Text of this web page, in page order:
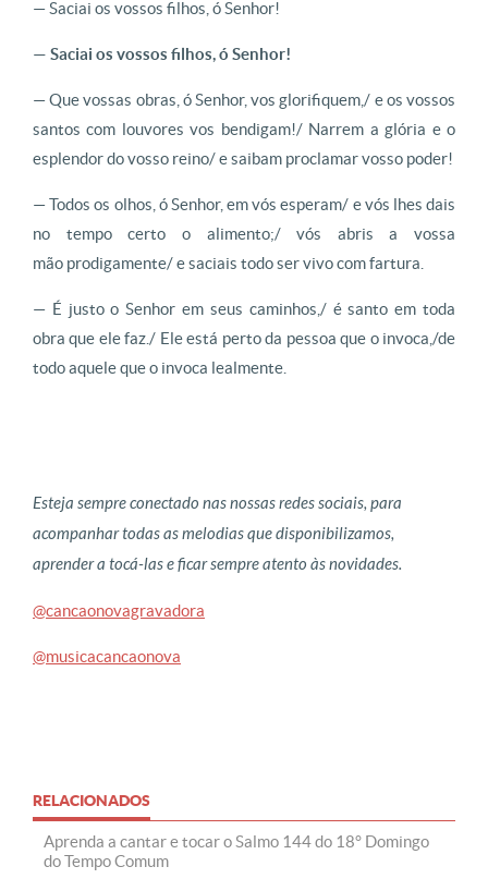
—Saciai os vossos filhos, ó Senhor!
— Saciai os vossos filhos, ó Senhor!
—Que vossas obras, ó Senhor, vos glorifiquem,/ e os vossos
santos com louvores vos bendigam!/Narrem a glória e o
esplendor do vosso reino/e saibam proclamar vosso poder!
—Todos os olhos, ó Senhor, em vós esperam/ e vós lhes dais
no tempo certo o alimento;/ vós
abris a vossa
mão prodigamente/e saciais todo ser vivo com fartura.
— É justo o Senhor em seus caminhos, /é santo em toda
obra que ele faz./ Ele está perto da pessoa que o invoca,/de
todo aquele que o invoca lealmente.
Esteja sempre conectado nas nossas redes sociais, para
acompanhar todas as melodias que disponibilizamos,
aprender a tocá-las e ficar sempre atento às novidades.
@cancaonovagravadora
@musicacancaonova
RELACIONADOS
Aprenda a cantar e tocar o Salmo 144 do 18° Domingo
do Tempo Comum